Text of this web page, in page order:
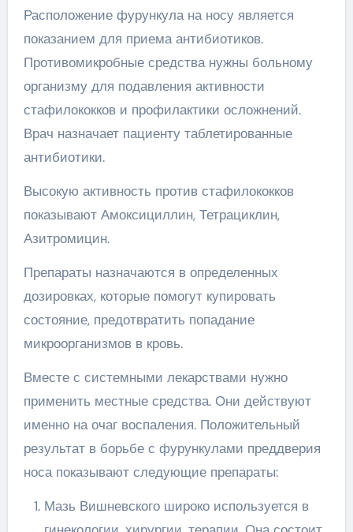
Расположение фурункула на носу является
показанием для приема антибиотиков.
Противомикробные средства нужны больному
организму для подавления активности
стафилококков и профилактики осложнений.
Врач назначает пациенту таблетированные
антибиотики.
Высокую активность против стафилококков
показывают Амоксициллин, Тетрациклин,
Азитромицин.
Препараты назначаются в определенных
дозировках, которые помогут купировать
состояние, предотвратить попадание
микроорганизмов в кровь.
Вместе с системными лекарствами нужно
применить местные средства. Они действуют
именно на очаг воспаления. Положительный
результат в борьбе с фурункулами преддверия
носа показывают следующие препараты:
Мазь Вишневского широко используется в